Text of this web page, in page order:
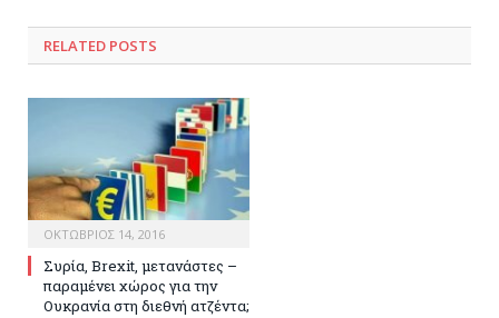
RELATED POSTS
ΟΚΤΏΒΡΙΟΣ 14, 2016
Συρία, Brexit, μετανάστες –
παραμένει χώρος για την
Ουκρανία στη διεθνή ατζέντα;